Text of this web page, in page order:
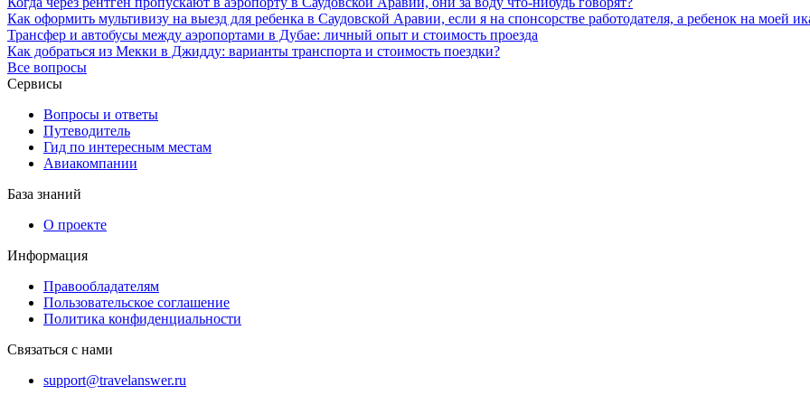
Как оформить мультивизу на выезд для ребенка в Саудовской Аравии, если я на спонсорстве работодателя, а ребенок на моей
Трансфер и автобусы между аэропортами в Дубае: личный опыт и стоимость проезда
Как добраться из Мекки в Джидду: варианты транспорта и стоимость поездки?
Все вопросы
Сервисы
Вопросы и ответы
Путеводитель
Гид по интересным местам
Авиакомпании
База знаний
О проекте
Информация
Правообладателям
Пользовательское соглашение
Политика конфиденциальности
Связаться с нами
support@travelanswer.ru